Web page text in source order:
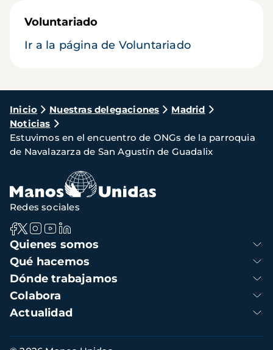
Voluntariado
Ir a la página de Voluntariado
Ruta
de
navegación
Inicio Nuestras delegaciones
Madrid
Noticias
Estuvimos en el encuentro de ONGs de la parroquia
de Navalazarza de San Agustín de Guadalix
Navegación
principal
Quienes somos
Qué hacemos
Dónde trabajamos
Colabora
Actualidad
Redes sociales